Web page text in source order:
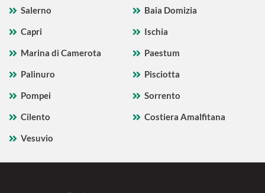
Salerno
Baia Domizia
Capri
Ischia
Marina di Camerota
Paestum
Palinuro
Pisciotta
Pompei
Sorrento
Cilento
Costiera Amalfitana
Vesuvio